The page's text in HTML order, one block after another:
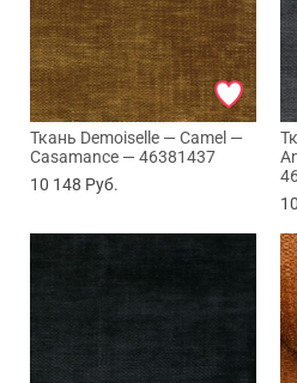
Ткань Demoiselle — Camel —
Casamance — 46381437
10 148 Руб.